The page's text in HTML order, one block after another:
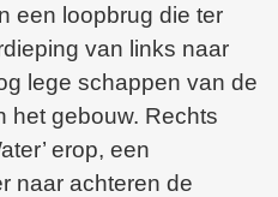
een loopbrug die ter
van links naar
lege schappen van de
het gebouw. Rechts
erop, een
naar achteren de